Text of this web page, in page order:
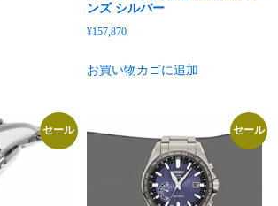
ンズ シルバー
¥157,870
お買い物カゴに追加
セール セール